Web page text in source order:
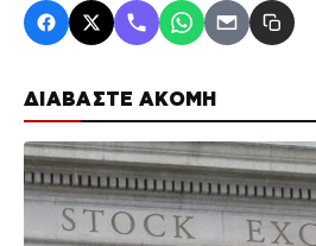
ΔΙΑΒΑΣΤΕ ΑΚΟΜΗ